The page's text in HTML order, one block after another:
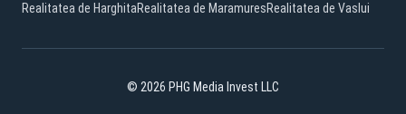
Realitatea de HarghitaRealitatea de MaramuresRealitatea de Vaslui
© 2026 PHG Media Invest LLC